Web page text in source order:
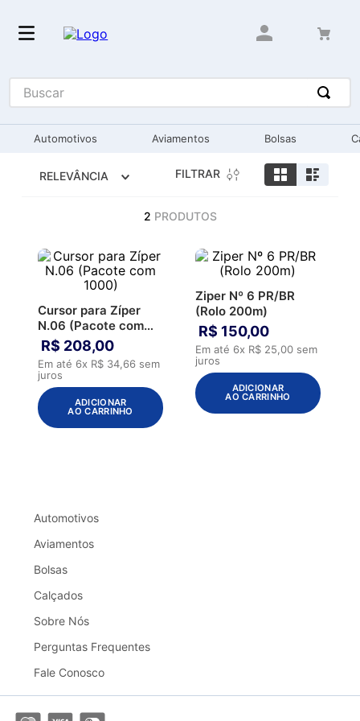
Buscar
Automotivos Aviamentos Bolsas
RELEVÂNCIA FILTRAR
2 PRODUTOS
Cursor para Zíper
N.06 (Pacote com
1000)
R$ 208,00
Em até 6x R$ 34,66 sem
juros
ADICIONAR
AO CARRINHO
Ziper Nº 6 PR/BR
(Rolo 200m)
R$ 150,00
Em até 6x R$ 25,00 sem
juros
ADICIONAR
AO CARRINHO
Automotivos
Aviamentos
Bolsas
Calçados
Sobre Nós
Perguntas Frequentes
Fale Conosco